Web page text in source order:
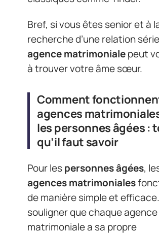
Bref, si vous êtes senior et à
recherche d’une relation
agence matrimonialepeut
à trouver votre âme sœur.
Comment
agences
les personnes âgées :
qu’il faut savoir
Pour lespersonnes âgées,
agences matrimoniales
de manière simple et
souligner que chaque agence
matrimoniale a sa propre